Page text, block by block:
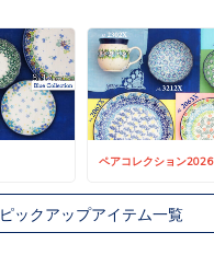
ペアコレクション2026
ピックアップアイテム一覧